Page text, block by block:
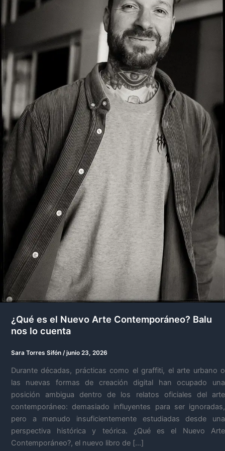
¿Qué es el Nuevo Arte Contemporáneo? Balu
nos lo cuenta
Sara Torres Sifón /junio 23, 2026
Durante décadas, prácticas como el graffiti, el arte urbano o
las nuevas formas de creación digital han ocupado una
posición ambigua dentro de los relatos oficiales del arte
contemporáneo: demasiado influyentes para ser ignoradas,
pero a menudo insuficientemente estudiadas desde una
perspectiva histórica y teórica. ¿Qué es el Nuevo Arte
Contemporáneo?, el nuevo libro de […]